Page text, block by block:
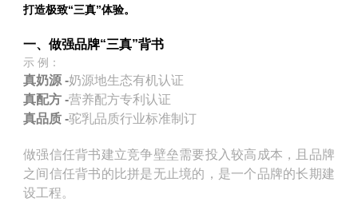
打造极致“三真”体验。
一、做强品牌“三真”背书
示 例：
真奶源 -奶源地生态有机认证
真配方 -营养配方专利认证
真品质 -驼乳品质行业标准制订
做强信任背书建立竞争壁垒需要投入较高成本，且品牌
之间信任背书的比拼是无止境的，是一个品牌的长期建
设工程。